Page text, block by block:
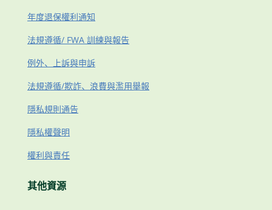
年度退保權利通知
法規遵循/ FWA 訓練與報告
例外、上訴與申訴
法規遵循/欺詐、浪費與濫用舉報
隱私規則通告
隱私權聲明
權利與責任
其他資源